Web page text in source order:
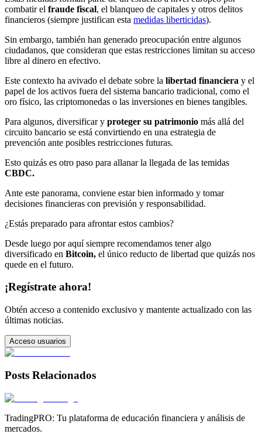
combatir el fraude fiscal, el blanqueo de capitales y otros delitos
financieros (siempre justifican esta medidas liberticidas).
Sin embargo, también han generado preocupación entre algunos
ciudadanos, que consideran que estas restricciones limitan su acceso
libre al dinero en efectivo.
Este contexto ha avivado el debate sobre la libertad financiera y el
papel de los activos fuera del sistema bancario tradicional, como el
oro físico, las criptomonedas o las inversiones en bienes tangibles.
Para algunos, diversificar y proteger su patrimonio más allá del
circuito bancario se está convirtiendo en una estrategia de
prevención ante posibles restricciones futuras.
Esto quizás es otro paso para allanar la llegada de las temidas
CBDC.
Ante este panorama, conviene estar bien informado y tomar
decisiones financieras con previsión y responsabilidad.
¿Estás preparado para afrontar estos cambios?
Desde luego por aquí siempre recomendamos tener algo
diversificado en Bitcoin, el único reducto de libertad que quizás nos
quede en el futuro.
¡Regístrate ahora!
Obtén acceso a contenido exclusivo y mantente actualizado con las
últimas noticias.
Acceso usuarios
Posts Relacionados
TradingPRO: Tu plataforma de educación financiera y análisis de
mercados.